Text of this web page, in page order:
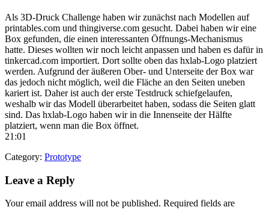
Als 3D-Druck Challenge haben wir zunächst nach Modellen auf
printables.com und thingiverse.com gesucht. Dabei haben wir eine
Box gefunden, die einen interessanten Öffnungs-Mechanismus
hatte. Dieses wollten wir noch leicht anpassen und haben es dafür in
tinkercad.com importiert. Dort sollte oben das hxlab-Logo platziert
werden. Aufgrund der äußeren Ober- und Unterseite der Box war
das jedoch nicht möglich, weil die Fläche an den Seiten uneben
kariert ist. Daher ist auch der erste Testdruck schiefgelaufen,
weshalb wir das Modell überarbeitet haben, sodass die Seiten glatt
sind. Das hxlab-Logo haben wir in die Innenseite der Hälfte
platziert, wenn man die Box öffnet.
21:01
Category: Prototype
Leave a Reply
Your email address will not be published. Required fields are